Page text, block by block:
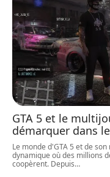
GTA 5 et le
démarquer dans
Le monde d'GTA 5 et de
dynamique où des millions
coopèrent. Depuis…